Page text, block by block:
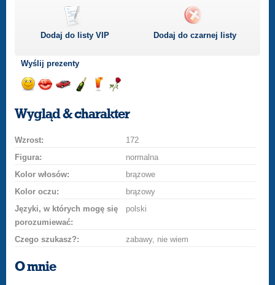
Dodaj do listyVIP Dodaj do czarnej listy
Wyślij prezenty
uśmiech
buziakasamochodem
szampana
drinka
różę
Wygląd & charakter
Wzrost:
172
Figura:
normalna
Kolor włosów:
brązowe
Kolor oczu:
brązowy
Języki, w których mogę się
porozumiewać:
polski
Czego szukasz?: zabawy, nie wiem
O mnie